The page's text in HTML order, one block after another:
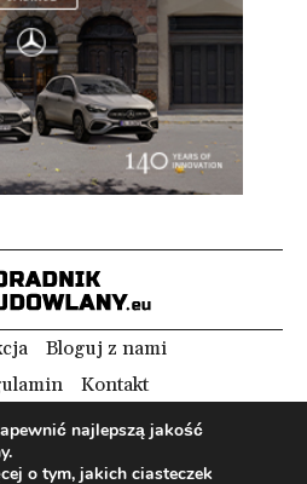
Bloguj z nami
Kontakt
prawa zastrzeżone.
najlepszą jakość
o tym, jakich ciasteczek